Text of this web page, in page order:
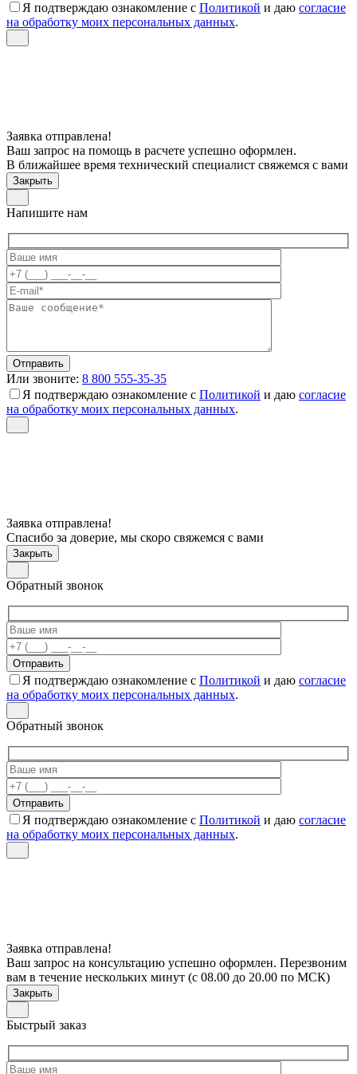
Я подтверждаю ознакомление с Политикой и даю согласие
на обработку моих персональных данных.
Заявка отправлена!
Ваш запрос на помощь в расчете успешно оформлен.
В ближайшее время технический специалист свяжемся с вами
Закрыть
Напишите нам
Или звоните: 8 800 555-35-35
Я подтверждаю ознакомление с Политикой и даю согласие
на обработку моих персональных данных.
Заявка отправлена!
Спасибо за доверие, мы скоро свяжемся с вами
Закрыть
Обратный звонок
Я подтверждаю ознакомление с Политикой и даю согласие
на обработку моих персональных данных.
Обратный звонок
Я подтверждаю ознакомление с Политикой и даю согласие
на обработку моих персональных данных.
Заявка отправлена!
Ваш запрос на консультацию успешно оформлен. Перезвоним
вам в течение нескольких минут (с 08.00 до 20.00 по МСК)
Закрыть
Быстрый заказ